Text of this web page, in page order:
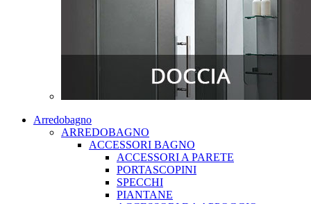
Arredobagno
ARREDOBAGNO
ACCESSORI BAGNO
ACCESSORI A PARETE
PORTASCOPINI
SPECCHI
PIANTANE